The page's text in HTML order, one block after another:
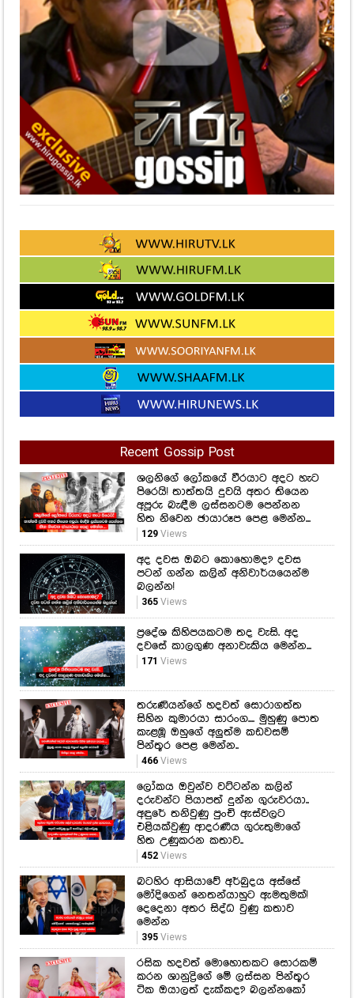
Recent Gossip Post
ශලනිගේ ලෝකයේ වීරයාට අදට හැට
පිරෙයි! තාත්තයි දුවයි අතර තියෙන
අපූරු බැඳීම ලස්සනටම පෙන්නන
හිත නිවෙන ඡායාරූප පෙළ මෙන්න...
129Views
අද දවස ඔබට කොහොමද? දවස
පටන් ගන්න කලින් අනිවාර්යයෙන්ම
බලන්න!
365Views
ප්‍රදේශ කිහිපයකටම තද වැසි. අද
දවසේ කාලගුණ අනාවැකිය මෙන්න...
171 Views
තරුණියන්ගේ හදවත් සොරාගත්ත
සිහින කුමාරයා සාරංග.... මුහුණු පොත
කැළඹූ ඔහුගේ අලුත්ම කඩවසම්
පින්තූර පෙළ මෙන්න..
466Views
ලෝකය ඔවුන්ව වට්ටන්න කලින්
දරුවන්ට පියාපත් දුන්න ගුරුවරයා..
අඳුරේ තනිවුණු පුංචි ඇස්වලට
එළියක්වුණු ආදරණීය ගුරුතුමාගේ
හිත උණුකරන කතාව..
452Views
බටහිර ආසියාවේ අර්බුදය අස්සේ
මෝදිගෙන් නෙතන්යාහුට ඇමතුමක්!
දෙදෙනා අතර සිද්ධ වුණු කතාව
මෙන්න
395Views
රසික හදවත් මොහොතකට සොරකම්
කරන ශානුද්‍රිගේ මේ ලස්සන පින්තූර
ටික ඔයාලත් දැක්කද? බලන්නකෝ